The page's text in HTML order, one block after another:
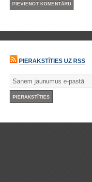
PIERAKSTĪTIES UZ RSS